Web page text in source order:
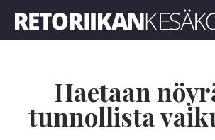
Haetaan
tunnollista